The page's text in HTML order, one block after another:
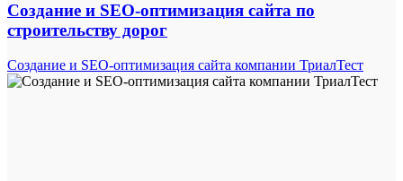
Создание и SEO-оптимизация сайта по
строительству дорог
Создание и SEO-оптимизация сайта компании ТриалТест